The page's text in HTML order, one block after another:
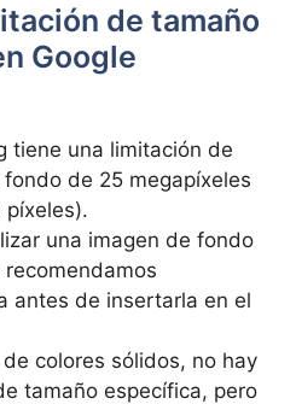
de tamaño
Google
tiene una ⁣limitación ‌de
de 25 ⁢megapíxeles
una imagen de fondo
antes de insertarla en el
colores sólidos, ‌no hay
‌tamaño⁤ específica, ⁤pero